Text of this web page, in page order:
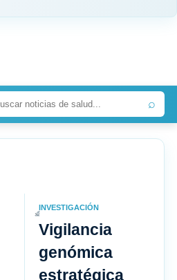
⌕
INVESTIGACIÓN
Vigilancia
genómica
estratégica